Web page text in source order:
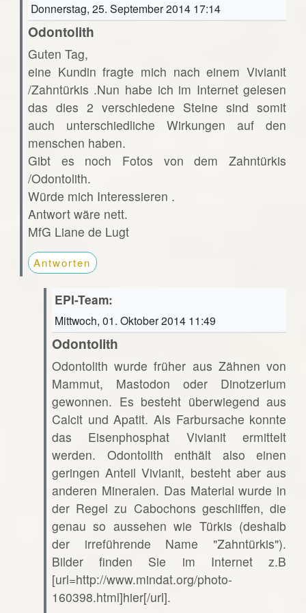
Donnerstag, 25. September 2014 17:14
Odontolith
Guten Tag,
eine Kundin fragte mich nach einem Vivianit
/Zahntürkis .Nun habe ich im Internet gelesen
das dies 2 verschiedene Steine sind somit
auch unterschiedliche Wirkungen auf den
menschen haben.
Gibt es noch Fotos von dem Zahntürkis
/Odontolith.
Würde mich Interessieren .
Antwort wäre nett.
MfG Liane de Lugt
Antworten
EPI-Team:
Mittwoch, 01. Oktober 2014 11:49
Odontolith
Odontolith wurde früher aus Zähnen von
Mammut, Mastodon oder Dinotzerium
gewonnen. Es besteht überwiegend aus
Calcit und Apatit. Als Farbursache konnte
das Eisenphosphat Vivianit ermittelt
werden. Odontolith enthält also einen
geringen Anteil Vivianit, besteht aber aus
anderen Mineralen. Das Material wurde in
der Regel zu Cabochons geschliffen, die
genau so aussehen wie Türkis (deshalb
der irreführende Name "Zahntürkis").
Bilder finden Sie im Internet z.B
[url=http://www.mindat.org/photo-
160398.html]hier[/url].